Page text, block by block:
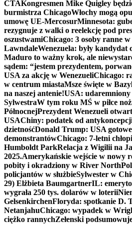
CTAKongresmen Mike Quigley
burmistrza ChicagoWłochy mogą
umowę UE-MercosurMinnesota:
rezygnuje z walki o reelekcję pod
oszustwamiChicago: 3 osoby ranne
LawndaleWenezuela: były kandydat
Maduro to ważny krok, ale
sądem: “jestem prezydentem,
USA za akcję w WenezueliChicago:
w centrum miastaMsze święte w
na naszej antenie!USA:
SylwestraW tym roku MŚ w piłce
PółnocnejPrezydent Wenezueli
USAChiny: podatek od
dzietnośćDonald Trump: USA
demonstrantówChicago: 7-letni
Humboldt ParkRelacja z Wigilii na
2025.Amerykańskie wejście w nowy
pobity i okradziony w River North
policjantów w służbieSylwester w
29) Elżbieta BaumgartnerIL:
wygrała 250 tys. dolarów w loterii
GelsenkirchenFloryda: spotkanie D.
NetanjahuChicago: wypadek w
ciężko rannychZełenski